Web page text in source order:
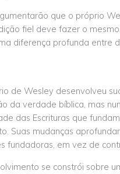
que o próprio
fiel deve fazer o
diferença profunda entre
de Wesley desenvolveu
da verdade bíblica, mas
das Escrituras que
Suas mudanças
fundadoras, em vez de
se constrói sobre